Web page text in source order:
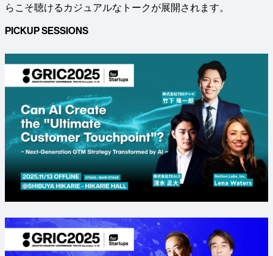
らこそ聴けるカジュアルなトークが展開されます。
PICKUP SESSIONS